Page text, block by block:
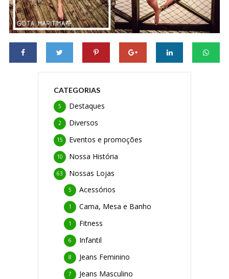
CATEGORIAS
Destaques
5
Diversos
2
Eventos e promoções
15
Nossa História
10
Nossas Lojas
63
Acessórios
5
Cama, Mesa e Banho
1
Fitness
1
Infantil
6
Jeans Feminino
8
Jeans Masculino
7